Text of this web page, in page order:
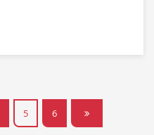
5 6